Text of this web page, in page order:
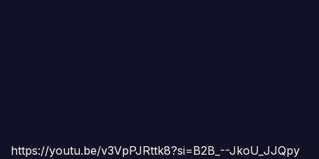
https://youtu.be/v3VpPJRttk8?si=B2B_--JkoU_JJQpy